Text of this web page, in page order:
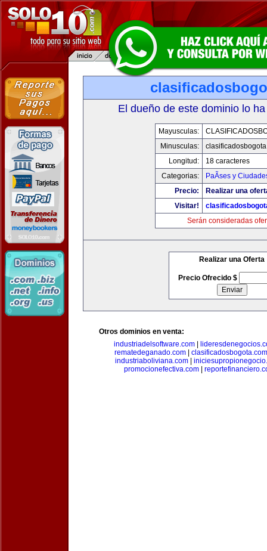
El dueño de este dominio lo
Mayusculas:
Minusculas:
Longitud:
18 caracteres
Categorias:
PaÃ­ses y
Precio:
Realizar una
Visitar!
Serán consideradas
Realizar una Oferta
Precio Ofrecido $
Otros dominios en venta:
industriadelsoftware.com
rematedeganado.com| clasificadosbogota.com
industriaboliviana.com|
promocionefectiva.com